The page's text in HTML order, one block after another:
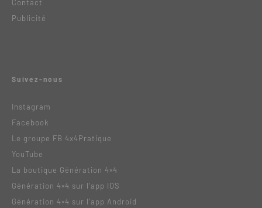
Contact
Publicité
Suivez-nous
Instagram
Facebook
Le groupe FB 4x4Pratique
YouTube
La boutique Génération 4×4
Génération 4×4 sur l’app IOS
Génération 4×4 sur l’app Android